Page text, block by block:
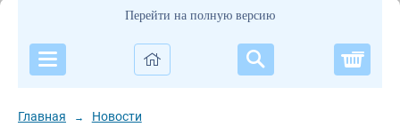
Перейти на полную версию
Главная → Новости